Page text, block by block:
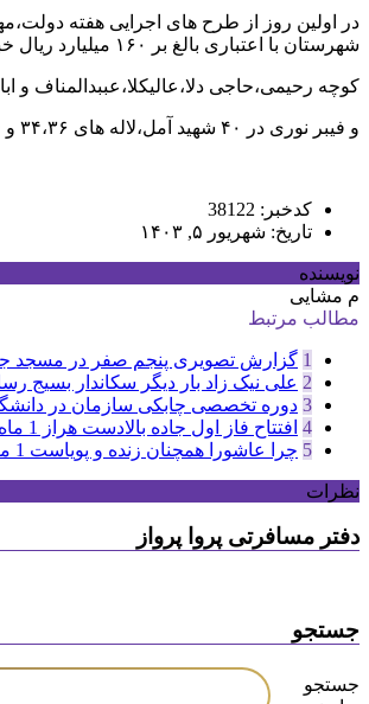
شهرستان با اعتباری بالغ بر ۱۶۰ میلیارد ریال خبر داد و افزود ۵ سایت تقویت تلفن همراه با اعتباری بالغ بر ۳۷۵ میلیارد تومان نصب و راه اندازی شد.
کوچه رحیمی،حاجی دلا،عالیکلا،عببدالمناف و اباذر ۱۹ از جمله مکانهایی بودند که دارای سایت تلفن همراه
و فیبر نوری در ۴۰ شهید آمل،لاله های ۳۴،۳۶ و ۴۶،فجر ۴۰،آفتاب ۳۰،دریای ۲۲،۲۷،۲۸ و ۵۵،برای رفاه حال همشهریان عزیز به بهره برداری رسید./
کدخبر: 38122
تاریخ: شهریور ۵, ۱۴۰۳
نویسنده
م مشایی
مطالب مرتبط
1 گزارش تصویری پنجم صفر در مسجد
2 علی نیک زاد بار دیگر سکاندار بسیج
3 دوره تخصصی چابکی سازمان در
4 افتتاح فاز اول جاده بالادست هراز
1 ماه پیش
5 چرا عاشورا همچنان زنده و پویاست 1 ماه پیش
نظرات
دفتر مسافرتی پروا پرواز
جستجو
جستجو